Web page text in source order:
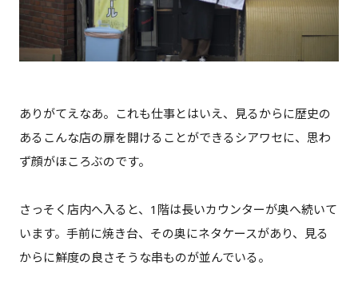
ありがてえなあ。これも仕事とはいえ、見るからに歴史の
あるこんな店の扉を開けることができるシアワセに、思わ
ず顔がほころぶのです。
さっそく店内へ入ると、1階は長いカウンターが奥へ続いて
います。手前に焼き台、その奥にネタケースがあり、見る
からに鮮度の良さそうな串ものが並んでいる。